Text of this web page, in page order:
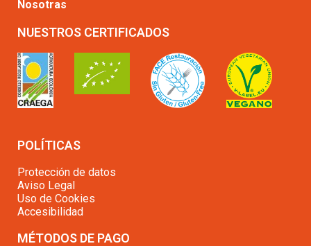
Nosotras
NUESTROS CERTIFICADOS
POLÍTICAS
Protección de datos
Aviso Legal
Uso de Cookies
Accesibilidad
MÉTODOS DE PAGO